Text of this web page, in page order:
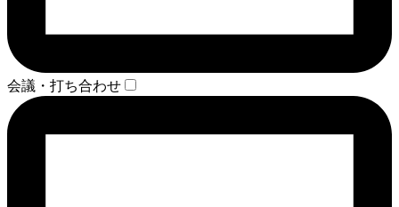
会議・打ち合わせ